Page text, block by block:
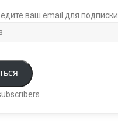
ваш email для подписки